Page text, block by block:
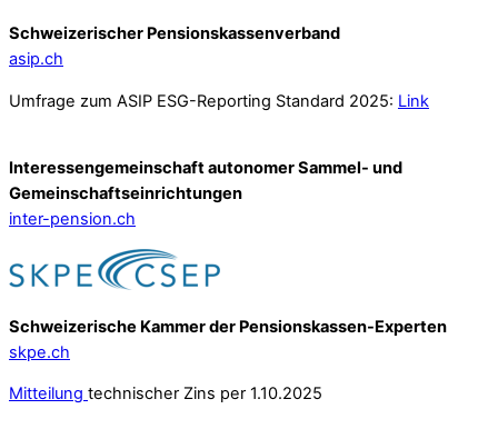
Schweizerischer Pensionskassenverband
asip.ch
Umfrage zum ASIP ESG-Reporting Standard 2025: Link
Interessengemeinschaft autonomer Sammel- und
Gemeinschafts­einrichtungen
inter-pension.ch
Schweizerische Kammer der Pensionskassen-Experten
skpe.ch
Mitteilung technischer Zins per 1.10.2025